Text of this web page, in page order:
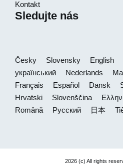
Kontakt
Sledujte nás
Česky Slovensky English
український
Nederlands
Français
Español Dansk
Hrvatski
Slovenščina
Română
Русский 日本
2026 (c) All rights